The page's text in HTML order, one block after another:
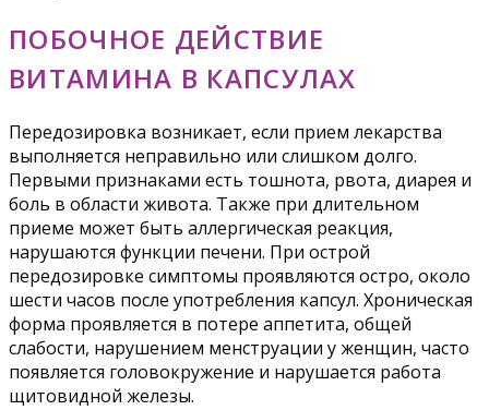
ПОБОЧНОЕ ДЕЙСТВИЕ
ВИТАМИНА В КАПСУЛАХ
Передозировка возникает, если прием лекарства
выполняется неправильно или слишком долго.
Первыми признаками есть тошнота, рвота, диарея и
боль в области живота. Также при длительном
приеме может быть аллергическая реакция,
нарушаются функции печени. При острой
передозировке симптомы проявляются остро, около
шести часов после употребления капсул. Хроническая
форма проявляется в потере аппетита, общей
слабости, нарушением менструации у женщин, часто
появляется головокружение и нарушается работа
щитовидной железы.